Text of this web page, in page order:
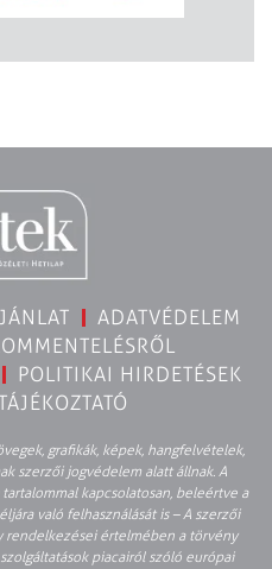
ADATVÉDELEM
POLITIKAI HIRDETÉSEK
grafikák, képek, hangfelvételek,
szerzői jogvédelem alatt állnak. A
kapcsolatosan, beleértve a
való felhasználását is – A szerzői
rendelkezései értelmében a törvény
piacairól szóló európai